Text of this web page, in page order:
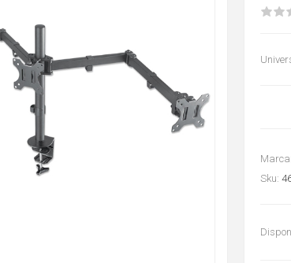
Marca:
Sku: